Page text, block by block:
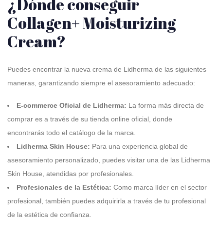
Collagen+ Moisturizing
Cream?
Puedes encontrar la nueva crema de Lidherma de las siguientes
maneras, garantizando siempre el asesoramiento adecuado:
E-commerce Oficial de Lidherma: La forma más directa de
comprar es a través de su tienda online oficial, donde
encontrarás todo el catálogo de la marca.
Lidherma Skin House: Para una experiencia global de
asesoramiento personalizado, puedes visitar una de las Lidherma
Skin House, atendidas por profesionales.
Profesionales de la Estética: Como marca líder en el sector
profesional, también puedes adquirirla a través de tu profesional
de la estética de confianza.